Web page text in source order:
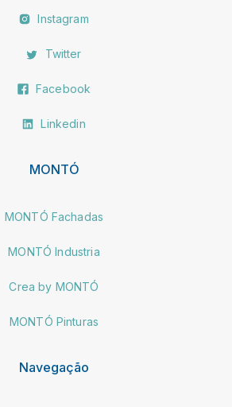
Instagram
Twitter
Facebook
Linkedin
MONTÓ
MONTÓ Fachadas
MONTÓ Industria
Crea by MONTÓ
MONTÓ Pinturas
Navegação